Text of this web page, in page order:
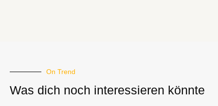
On Trend
Was dich noch interessieren könnte​